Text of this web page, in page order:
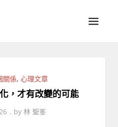
關係, 心理文章
，才有改變的可能
by 林 聖峯